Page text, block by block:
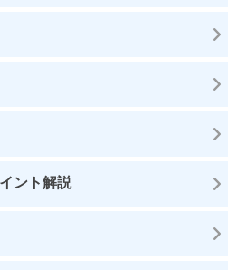
ント解説